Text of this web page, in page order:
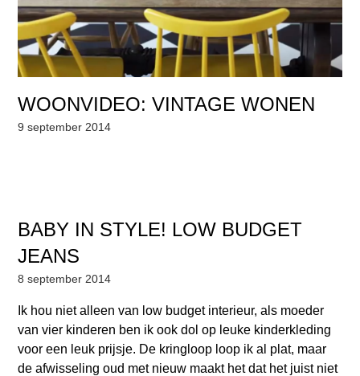
WOONVIDEO: VINTAGE WONEN
9 september 2014
BABY IN STYLE! LOW BUDGET
JEANS
8 september 2014
Ik hou niet alleen van low budget interieur, als moeder
van vier kinderen ben ik ook dol op leuke kinderkleding
voor een leuk prijsje. De kringloop loop ik al plat, maar
de afwisseling oud met nieuw maakt het dat het juist niet